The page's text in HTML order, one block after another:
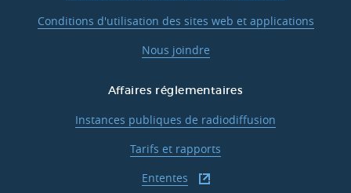
Conditions d'utilisation des sites web et applications
Nous joindre
Affaires réglementaires
Instances publiques de radiodiffusion
Tarifs et rapports
Ententes